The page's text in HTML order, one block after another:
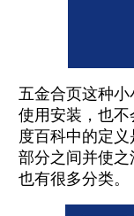
五金合页这种
使用安装，也
度百科中的定
部分之间并使之
也有很多分类。